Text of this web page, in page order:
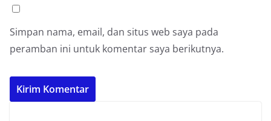
Simpan nama, email, dan situs web saya pada
peramban ini untuk komentar saya berikutnya.